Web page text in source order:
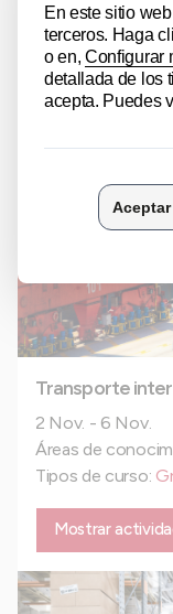
Áreas de
Tipos de curso:
Mostrar
Transporte
2 Nov. - 6 Nov.
Áreas de
Tipos de curso:
Mostrar